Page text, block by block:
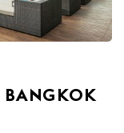
BANGKOK